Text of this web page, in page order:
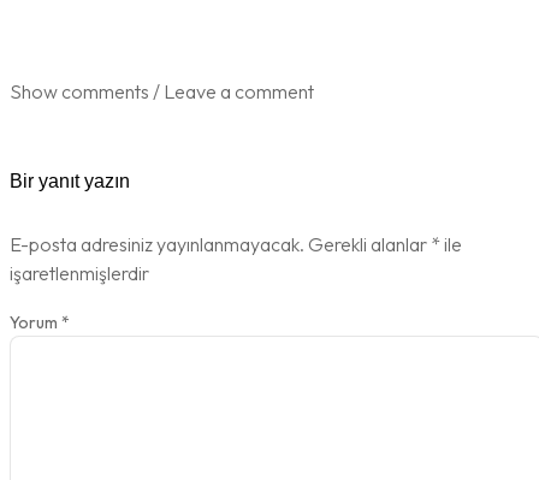
Show comments / Leave a comment
Bir yanıt yazın
E-posta adresiniz yayınlanmayacak. Gerekli alanlar *ile
işaretlenmişlerdir
Yorum *